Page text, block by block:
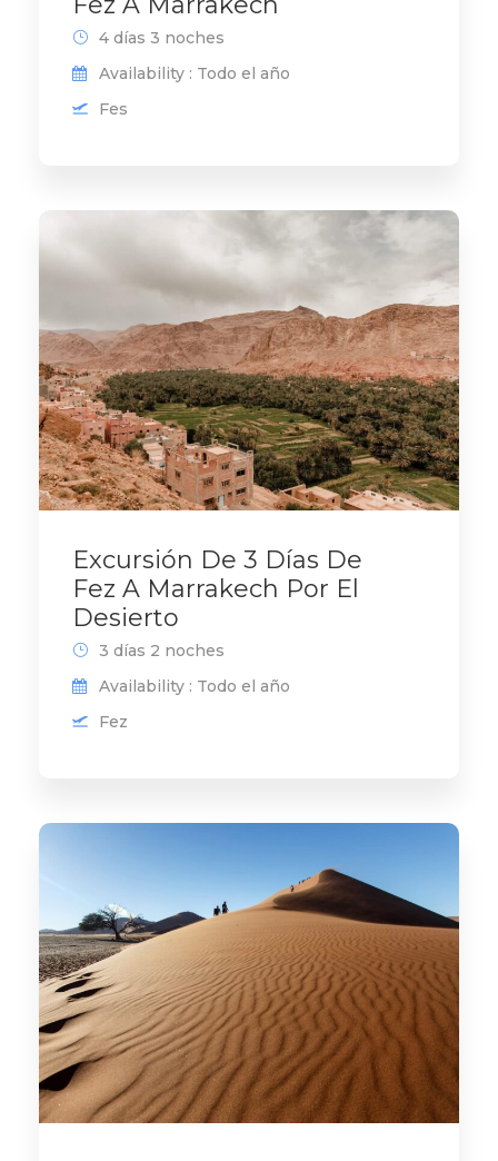
4 días 3 noches
Availability : Todo el año
Fes
Excursión De 3 Días De
Fez A Marrakech Por El
Desierto
3 días 2 noches
Availability : Todo el año
Fez